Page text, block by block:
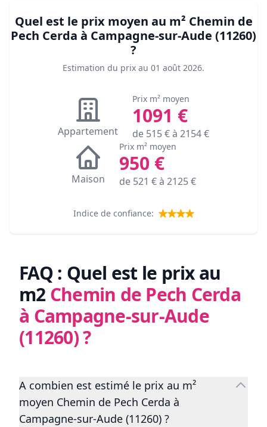
Quel est le prix moyen au m² Chemin de
Pech Cerda à Campagne-sur-Aude (11260)
?
Estimation du prix au 01 août 2026.
Appartement
Prix m² moyen
1091 €
de 515€ à 2154€
Maison
Prix m² moyen
950 €
de 521 € à 2125€
Indice de confiance:
FAQ : Quel est le prix au
m2Chemin de Pech Cerda
à Campagne-sur-Aude
(11260)?
A combien est estimé le prix au m²
moyen Chemin de Pech Cerda à
Campagne-sur-Aude (11260) ?